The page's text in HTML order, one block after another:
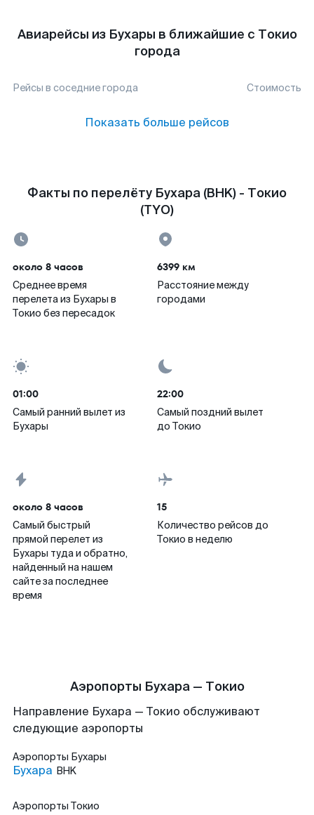
Авиарейсы из Бухары в ближайшие с Токио
города
Рейсы в соседние города Стоимость
Показать больше рейсов
Факты по перелёту Бухара (BHK) - Токио
(TYO)
около 8 часов
Среднее время
перелета из Бухары в
Токио без пересадок
6399 км
Расстояние между
городами
01:00
Самый ранний вылет из
Бухары
22:00
Самый поздний вылет
до Токио
около 8 часов
Самый быстрый
прямой перелет из
Бухары туда и обратно,
найденный на нашем
сайте за последнее
время
15
Количество рейсов до
Токио в неделю
Аэропорты Бухара — Токио
Направление Бухара — Токио обслуживают
следующие аэропорты
Аэропорты Бухары
Бухара BHK
Аэропорты Токио